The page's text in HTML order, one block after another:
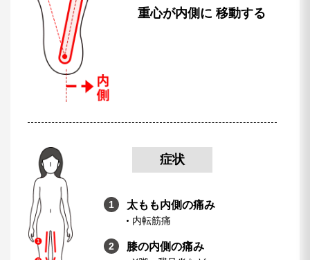
重心が内側に 移動する
症状
太もも内側の痛み
内転筋痛
膝の内側の痛み